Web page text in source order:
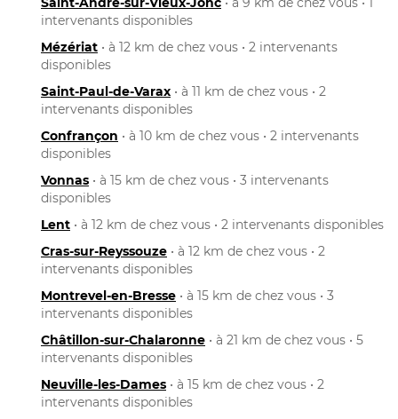
intervenants disponibles
Mézériat • à 12 km de chez vous • 2 intervenants
disponibles
Saint-Paul-de-Varax • à 11 km de chez vous • 2
intervenants disponibles
Confrançon • à 10 km de chez vous • 2 intervenants
disponibles
Vonnas • à 15 km de chez vous • 3 intervenants
disponibles
Lent • à 12 km de chez vous • 2 intervenants disponibles
Cras-sur-Reyssouze • à 12 km de chez vous • 2
intervenants disponibles
Montrevel-en-Bresse • à 15 km de chez vous • 3
intervenants disponibles
Châtillon-sur-Chalaronne • à 21 km de chez vous • 5
intervenants disponibles
Neuville-les-Dames • à 15 km de chez vous • 2
intervenants disponibles